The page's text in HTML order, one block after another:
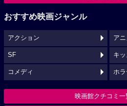
おすすめ映画ジャンル
アクション ア
SF キッ
コメディ ホラ
映画館クチコミ一